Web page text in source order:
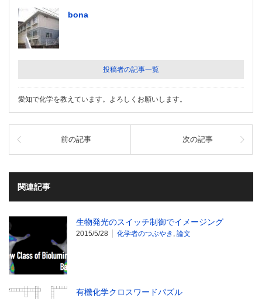
bona
投稿者の記事一覧
愛知で化学を教えています。よろしくお願いします。
前の記事 次の記事
関連記事
生物発光のスイッチ制御でイメージング
2015/5/28 化学者のつぶやき , 論文
有機化学クロスワードパズル